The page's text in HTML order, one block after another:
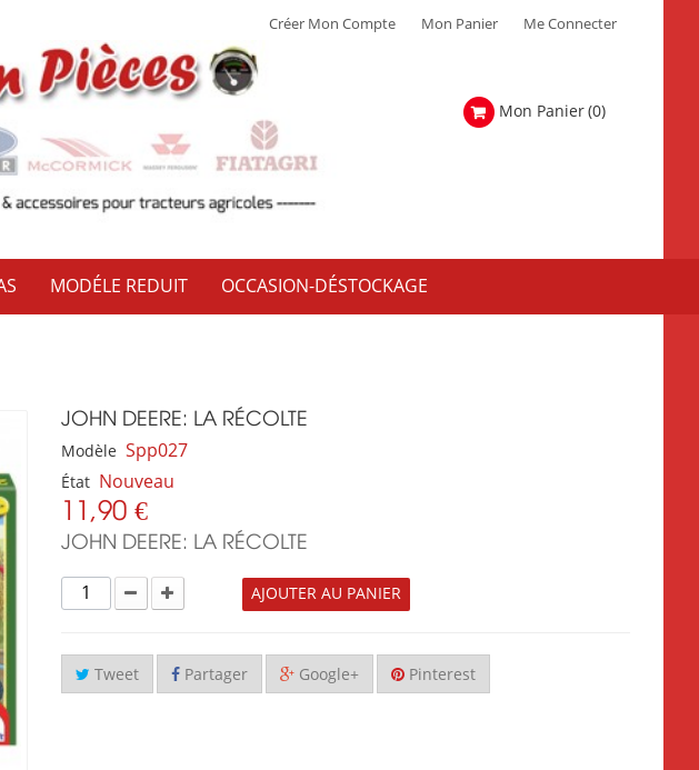
Créer Mon Compte Mon Panier Me Connecter
Mon Panier(0)
MODÉLE REDUIT OCCASION-DÉSTOCKAGE
JOHN DEERE: LA RÉCOLTE
Modèle Spp027
État Nouveau
11,90 €
JOHN DEERE: LA RÉCOLTE
AJOUTER AU PANIER
Tweet Partager Google+ Pinterest